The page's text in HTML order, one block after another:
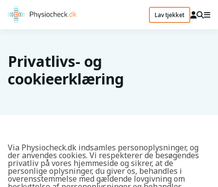
Lav tjekket
Privatlivs- og
cookieerklæring
Via Physiocheck.dk indsamles personoplysninger, og
der anvendes cookies. Vi respekterer de besøgendes
privatliv på vores hjemmeside og sikrer, at de
personlige oplysninger, du giver os, behandles i
overensstemmelse med gældende lovgivning om